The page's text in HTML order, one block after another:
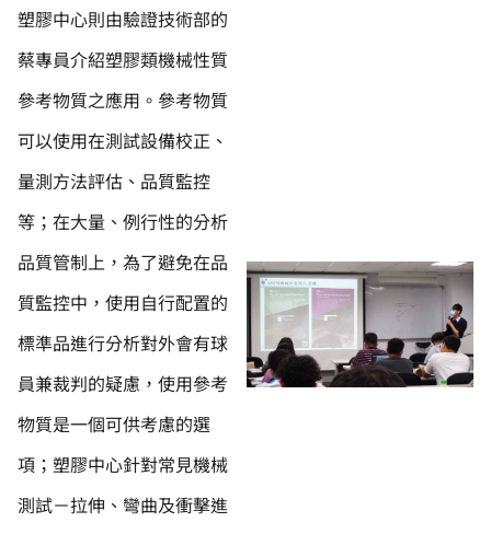
塑膠中心則由驗證技術部的
蔡專員介紹塑膠類機械性質
參考物質之應用。參考物質
可以使用在測試設備校正、
量測方法評估、品質監控
等；在大量、例行性的分析
品質管制上，為了避免在品
質監控中，使用自行配置的
標準品進行分析對外會有球
員兼裁判的疑慮，使用參考
物質是一個可供考慮的選
項；塑膠中心針對常見機械
測試－拉伸、彎曲及衝擊進